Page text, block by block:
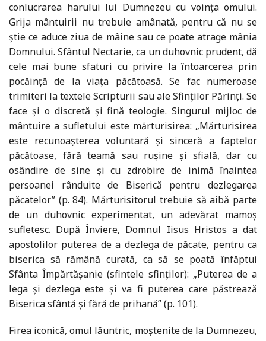
conlucrarea harului lui Dumnezeu cu voinţa omului.
Grija mântuirii nu trebuie amânată, pentru că nu se
ştie ce aduce ziua de mâine sau ce poate atrage mânia
Domnului. Sfântul Nectarie, ca un duhovnic prudent, dă
cele mai bune sfaturi cu privire la întoarcerea prin
pocăinţă de la viaţa păcătoasă. Se fac numeroase
trimiteri la textele Scripturii sau ale Sfinţilor Părinţi. Se
face şi o discretă şi fină teologie. Singurul mijloc de
mântuire a sufletului este mărturisirea: „Mărturisirea
este recunoaşterea voluntară şi sinceră a faptelor
păcătoase, fără teamă sau ruşine şi sfială, dar cu
osândire de sine şi cu zdrobire de inimă înaintea
persoanei rânduite de Biserică pentru dezlegarea
păcatelor” (p. 84). Mărturisitorul trebuie să aibă parte
de un duhovnic experimentat, un adevărat mamoş
sufletesc. După Înviere, Domnul Iisus Hristos a dat
apostolilor puterea de a dezlega de păcate, pentru ca
biserica să rămână curată, ca să se poată înfăptui
Sfânta Împărtăşanie (sfintele sfinţilor): „Puterea de a
lega şi dezlega este şi va fi puterea care păstrează
Biserica sfântă şi fără de prihană” (p. 101).
Firea iconică, omul lăuntric, moştenite de la Dumnezeu,